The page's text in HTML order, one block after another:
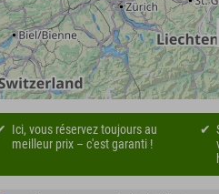
Ici, vous réservez toujours au
meilleur prix – c'est garanti !